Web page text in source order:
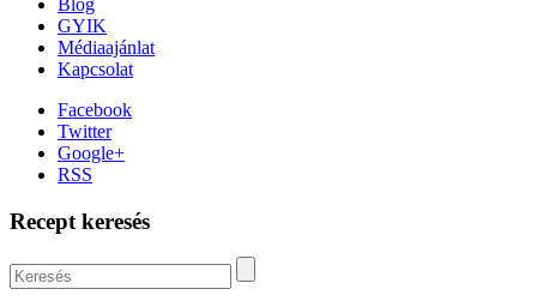
Blog
GYIK
Médiaajánlat
Kapcsolat
Facebook
Twitter
Google+
RSS
Recept keresés